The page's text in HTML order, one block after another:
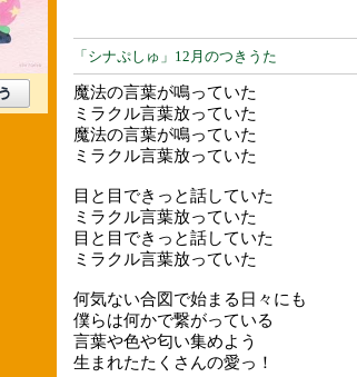
「シナぷしゅ」12月のつきうた
魔法の言葉が鳴っていた
ミラクル言葉放っていた
魔法の言葉が鳴っていた
ミラクル言葉放っていた
目と目できっと話していた
ミラクル言葉放っていた
目と目できっと話していた
ミラクル言葉放っていた
何気ない合図で始まる日々にも
僕らは何かで繋がっている
言葉や色や匂い集めよう
生まれたたくさんの愛っ！